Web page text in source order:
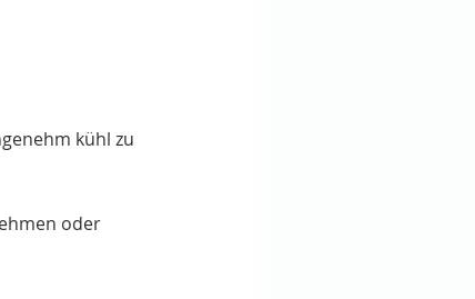
kühl zu
oder